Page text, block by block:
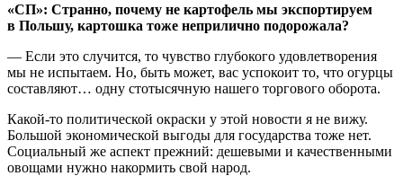
«СП»: Странно, почему не картофель мы экспортируем
в Польшу, картошка тоже неприлично подорожала?
— Если это случится, то чувство глубокого удовлетворения
мы не испытаем. Но, быть может, вас успокоит то, что огурцы
составляют… одну стотысячную нашего торгового оборота.
Какой-то политической окраски у этой новости я не вижу.
Большой экономической выгоды для государства тоже нет.
Социальный же аспект прежний: дешевыми и качественными
овощами нужно накормить свой народ.